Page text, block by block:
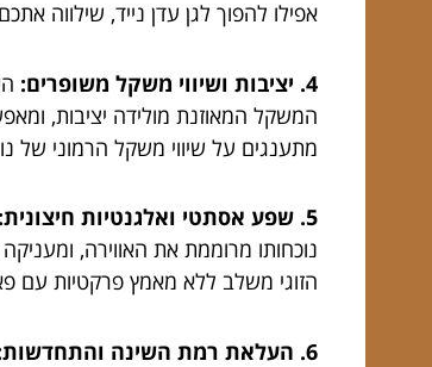
אפילו להפוך לגן עדן נייד, שילווה
4. יציבות ושיווי משקל משופרים:
המשקל המאוזנת מולידה יציבות,
מתענגים על שיווי משקל הרמוני של
5. שפע אסתטי ואלגנטיות חיצונית:
נוכחותו מרוממת את האווירה,
הזוגי משלב ללא מאמץ פרקטיות עם
6. העלאת רמת השינה והתחדשות: